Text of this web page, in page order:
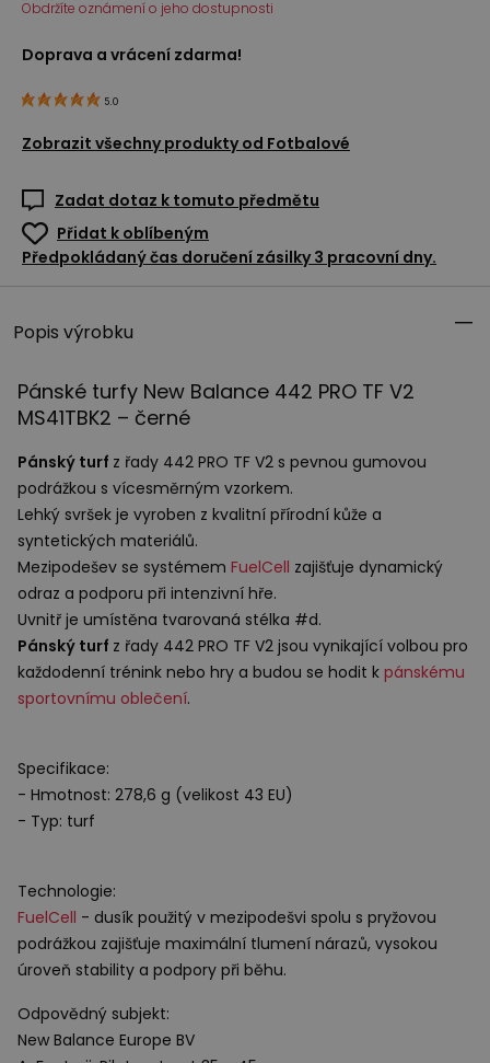
Obdržíte oznámení o jeho dostupnosti
Doprava a vrácení zdarma!
5.0
Zobrazit všechny produkty od Fotbalové
Zadat dotaz k tomuto předmětu
Přidat k oblíbeným
Předpokládaný čas doručení zásilky 3 pracovní dny.
Popis výrobku
Pánské turfy New Balance 442 PRO TF V2
MS41TBK2 – černé
Pánský turf z řady 442 PRO TF V2 s pevnou gumovou
podrážkou s vícesměrným vzorkem.
Lehký svršek je vyroben z kvalitní přírodní kůže a
syntetických materiálů.
Mezipodešev se systémem FuelCell zajišťuje dynamický
odraz a podporu při intenzivní hře.
Uvnitř je umístěna tvarovaná stélka #d.
Pánský turf z řady 442 PRO TF V2 jsou vynikající volbou pro
každodenní trénink nebo hry a budou se hodit k pánskému
sportovnímu oblečení.
Specifikace:
- Hmotnost: 278,6 g (velikost 43 EU)
- Typ: turf
Technologie:
FuelCell - dusík použitý v mezipodešvi spolu s pryžovou
podrážkou zajišťuje maximální tlumení nárazů, vysokou
úroveň stability a podpory při běhu.
Odpovědný subjekt:
New Balance Europe BV